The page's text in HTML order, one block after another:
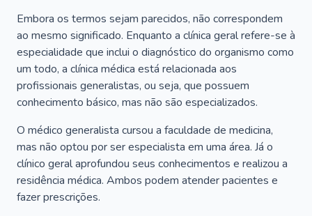
Embora os termos sejam parecidos, não correspondem
ao mesmo significado. Enquanto a clínica geral refere-se à
especialidade que inclui o diagnóstico do organismo como
um todo, a clínica médica está relacionada aos
profissionais generalistas, ou seja, que possuem
conhecimento básico, mas não são especializados.
O médico generalista cursou a faculdade de medicina,
mas não optou por ser especialista em uma área. Já o
clínico geral aprofundou seus conhecimentos e realizou a
residência médica. Ambos podem atender pacientes e
fazer prescrições.